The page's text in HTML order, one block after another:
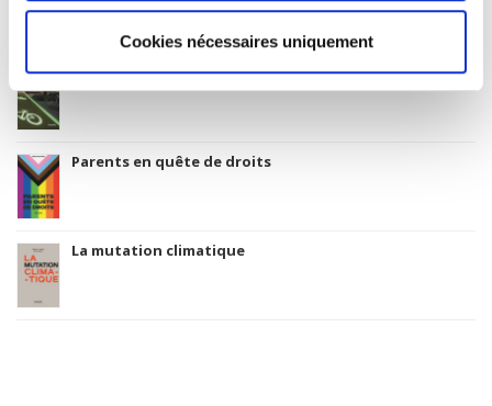
Cookies nécessaires uniquement
La ville verte au pied du mur
Parents en quête de droits
La mutation climatique